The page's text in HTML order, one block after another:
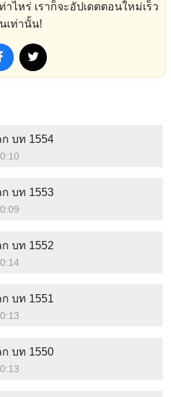
ไหร่ เราก็จะอัปเดตตอนใหม่เร็ว
เท่านั้น!
บท 1554
บท 1553
บท 1552
บท 1551
บท 1550